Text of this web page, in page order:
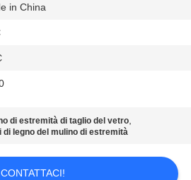
in China
di estremità di taglio del vetro,
di legno del mulino di estremità
CONTATTACI!